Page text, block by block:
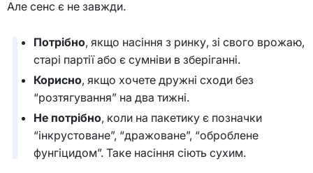
Але сенс є не завжди.
Потрібно, якщо насіння з ринку, зі свого врожаю,
старі партії або є сумніви в зберіганні.
Корисно, якщо хочете дружні сходи без
“розтягування” на два тижні.
Не потрібно, коли на пакетику є позначки
“інкрустоване”, “дражоване”, “оброблене
фунгіцидом”. Таке насіння сіють сухим.